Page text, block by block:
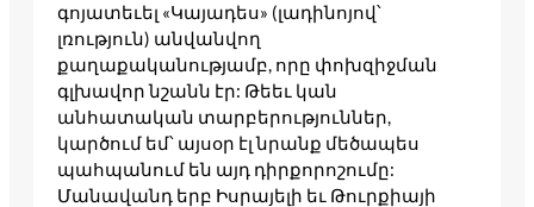
գոյատեւել «Կայադես» (լադինոյով՝
լռություն) անվանվող
քաղաքականությամբ, որը փոխզիջման
գլխավոր նշանն էր: Թեեւ կան
անհատական տարբերություններ,
կարծում եմ՝ այսօր էլ նրանք մեծապես
պահպանում են այդ դիրքորոշումը:
Մանավանդ երբ Իսրայելի եւ Թուրքիայի